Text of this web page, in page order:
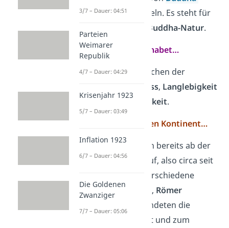
Statuen und in Tempeln. Es steht für
Buddha-Natur.
Im chinesischen Alphabet…
…steht das Schriftzeichen der
Überfluss, Langlebigkeit
oder auchUnendlichkeit.
Auf dem europäischen Kontinent…
…tauchte das Zeichen bereits ab der
späten Bronzezeit
auf, also circa seit
1000 vor Christus. Verschiedene
Völker wie die
, Römer
verwendeten die
Swastika in der Kunst und zum
3/7 – Dauer: 04:51
Parteien
Weimarer
Republik
4/7 – Dauer: 04:29
Krisenjahr 1923
5/7 – Dauer: 03:49
Inflation 1923
6/7 – Dauer: 04:56
Die Goldenen
Zwanziger
7/7 – Dauer: 05:06